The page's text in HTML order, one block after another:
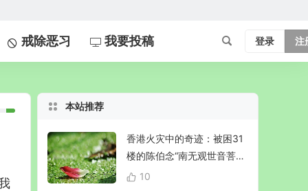
戒除恶习 我要投稿 登录 注
本站推荐
香港火灾中的奇迹：被困31
楼的陈伯念“南无观世音菩
萨”20小时奇迹生还！
10